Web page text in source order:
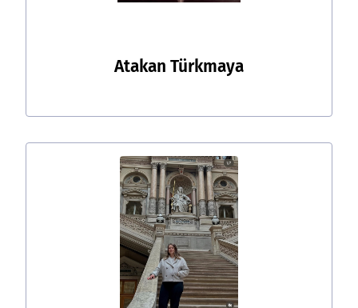
Atakan Türkmaya